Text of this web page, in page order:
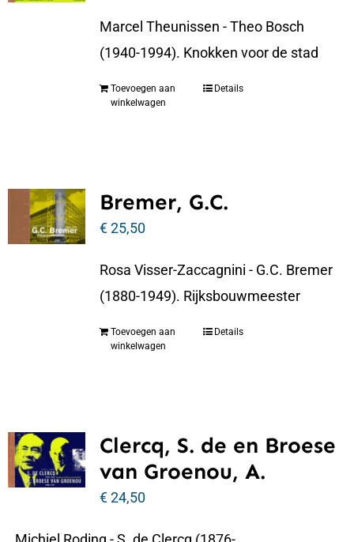
Marcel Theunissen - Theo Bosch
(1940-1994). Knokken voor de stad
Toevoegen aan
winkelwagen
Details
Bremer, G.C.
€25,50
Rosa Visser-Zaccagnini - G.C. Bremer
(1880-1949). Rijksbouwmeester
Toevoegen aan
winkelwagen
Details
Clercq, S. de en Broese
van Groenou, A.
€24,50